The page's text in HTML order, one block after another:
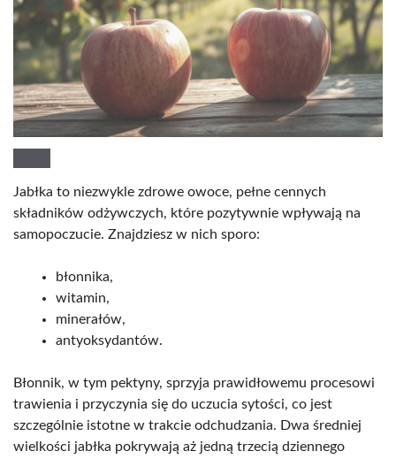
Jabłka to niezwykle zdrowe owoce, pełne cennych
składników odżywczych, które pozytywnie wpływają na
samopoczucie. Znajdziesz w nich sporo:
błonnika,
witamin,
minerałów,
antyoksydantów.
Błonnik, w tym pektyny, sprzyja prawidłowemu procesowi
trawienia i przyczynia się do uczucia sytości, co jest
szczególnie istotne w trakcie odchudzania. Dwa średniej
wielkości jabłka pokrywają aż jedną trzecią dziennego